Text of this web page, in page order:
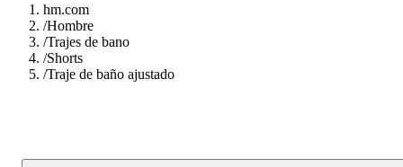
hm.com
/Hombre
/Trajes de bano
/Shorts
/Traje de baño ajustado